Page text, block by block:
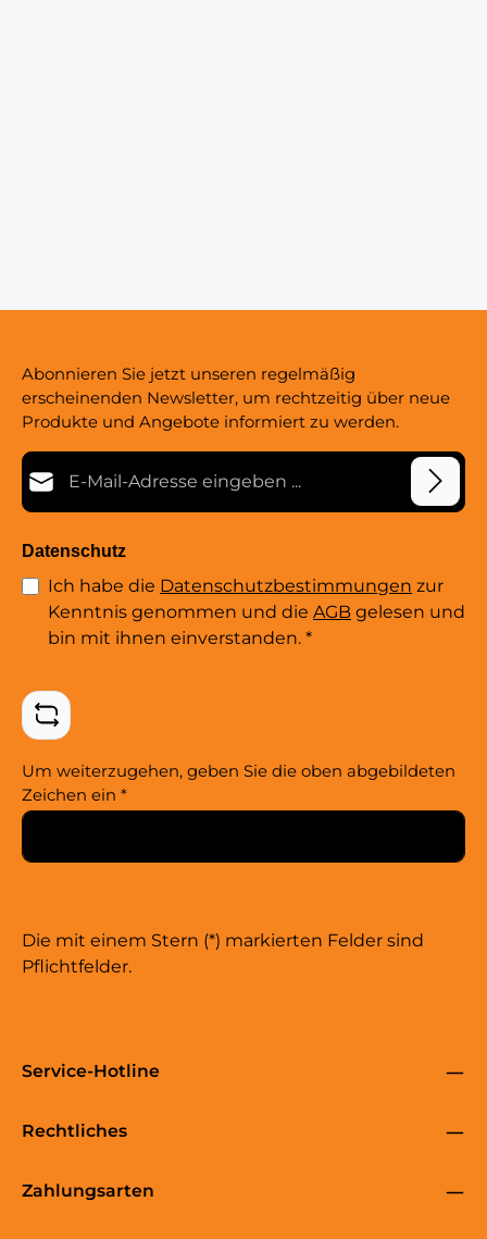
Abonnieren Sie jetzt unseren regelmäßig
erscheinenden Newsletter, um rechtzeitig über neue
Produkte und Angebote informiert zu werden.
E-Mail-Adresse*
Datenschutz
Ich habe die Datenschutzbestimmungen zur
Kenntnis genommen und die AGB gelesen und
bin mit ihnen einverstanden. *
Um weiterzugehen, geben Sie die oben abgebildeten
Zeichen ein *
Die mit einem Stern (*) markierten Felder sind
Pflichtfelder.
Service-Hotline
Rechtliches
Zahlungsarten